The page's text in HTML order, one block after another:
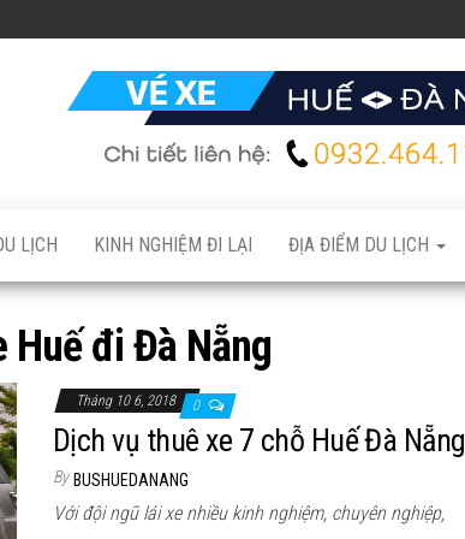
LỊCH KINH NGHIỆM ĐI LẠI ĐỊA ĐIỂM DU LỊCH
Huế đi Đà Nẵng
Tháng 10 6, 2018 0
Dịch vụ thuê xe 7 chỗ Huế Đà Nẵng
By BUSHUEDANANG
Với đội ngũ lái xe nhiều kinh nghiệm, chuyên nghiệp,